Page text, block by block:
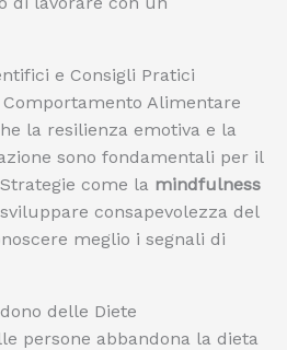
e Consigli Pratici
Alimentare
la resilienza emotiva e la
sono fondamentali per il
come la mindfulness
consapevolezza del
meglio i segnali di
delle Diete
persone abbandona la dieta